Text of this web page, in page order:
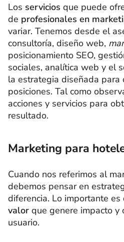
Los servicios que puede
de profesionales en
variar. Tenemos desde el
consultoría, diseño web,
posicionamiento SEO,
sociales, analítica web y el
la estrategia diseñada para
posiciones. Tal como
acciones y servicios para
resultado.
Marketing para
Cuando nos referimos al
debemos pensar en
diferencia. Lo importante es
valor que genere impacto y
usuario.